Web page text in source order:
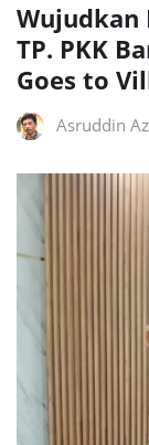
Wujudkan
TP. PKK
Goes to
Asruddin